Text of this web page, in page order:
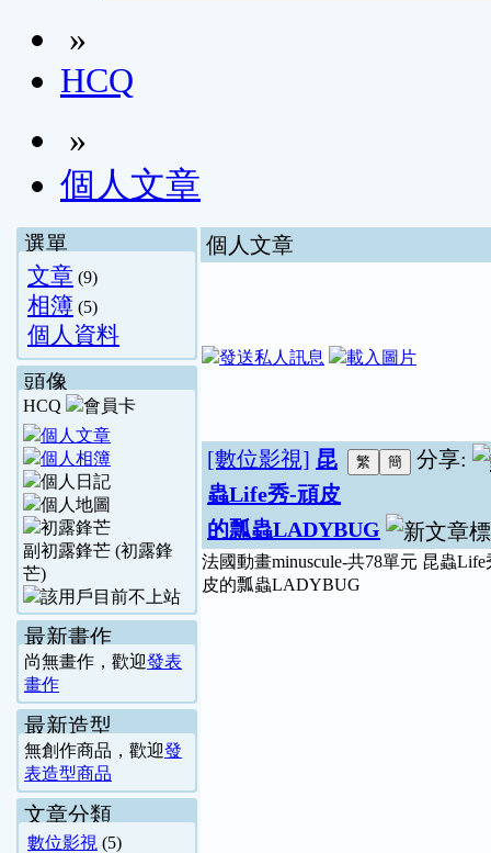
»
HCQ
»
個人文章
選單
文章 (9)
相簿 (5)
個人資料
頭像
HCQ
副初露鋒芒 (初露鋒
芒)
最新畫作
尚無畫作，歡迎發表
畫作
最新造型
無創作商品，歡迎發
表造型商品
文章分類
數位影視 (5)
個人文章
分享:
[數位影視] 昆
蟲Life秀-頑皮
的瓢蟲LADYBUG
法國動畫minuscule-共78單元 昆蟲Life
皮的瓢蟲LADYBUG